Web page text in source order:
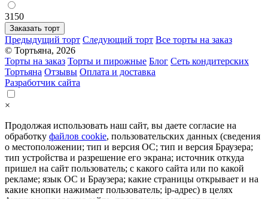
3150
Заказать торт
Предыдущий торт Следующий торт Все торты на заказ
© Тортьяна, 2026
Торты на заказ Торты и пирожные Блог Сеть кондитерских
Тортьяна Отзывы Оплата и доставка
Разработчик сайта
×
Продолжая использовать наш сайт, вы даете согласие на
обработку файлов cookie, пользовательских данных (сведения
о местоположении; тип и версия ОС; тип и версия Браузера;
тип устройства и разрешение его экрана; источник откуда
пришел на сайт пользователь; с какого сайта или по какой
рекламе; язык ОС и Браузера; какие страницы открывает и на
какие кнопки нажимает пользователь; ip-адрес) в целях